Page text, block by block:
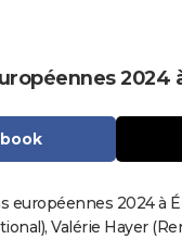
2024
européennes 2024 à
Valérie Hayer